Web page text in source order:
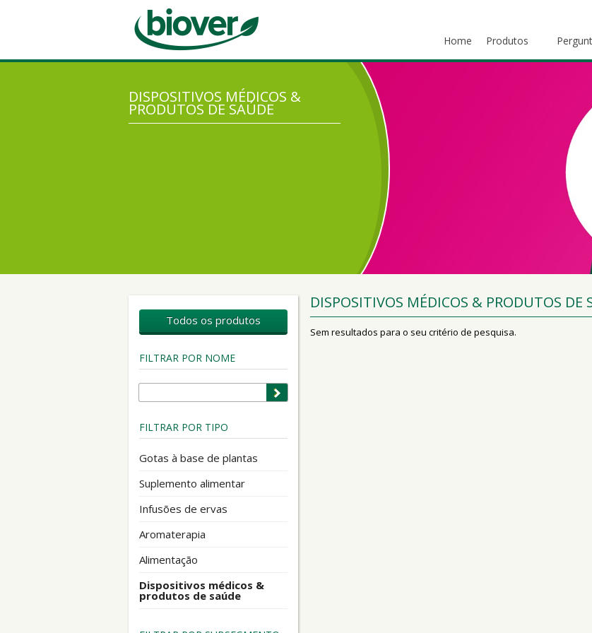
Home Produtos
DISPOSITIVOS MÉDICOS &
PRODUTOS DE SAÚDE
Todos os produtos
FILTRAR POR NOME
FILTRAR POR TIPO
Gotas à base de plantas
Suplemento alimentar
Infusões de ervas
Aromaterapia
Alimentação
Dispositivos médicos &
produtos de saúde
DISPOSITIVOS MÉDICOS & PRODUTOS DE
Sem resultados para o seu critério de pesquisa.